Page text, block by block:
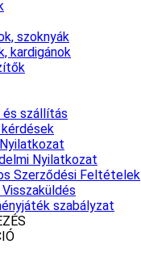
szoknyák
kardigánok
és szállítás
kérdések
Nyilatkozat
Szerződési Feltételek
szabályzat